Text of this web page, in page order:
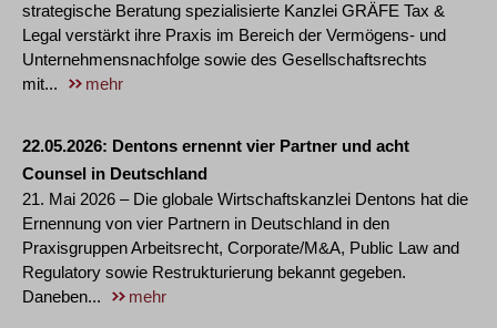
strategische Beratung spezialisierte Kanzlei GRÄFE Tax &
Legal verstärkt ihre Praxis im Bereich der Vermögens- und
Unternehmensnachfolge sowie des Gesellschaftsrechts
mit...
mehr
22.05.2026 Dentons ernennt vier Partner und acht
Counsel in Deutschland
21. Mai 2026 – Die globale Wirtschaftskanzlei Dentons hat die
Ernennung von vier Partnern in Deutschland in den
Praxisgruppen Arbeitsrecht, Corporate/M&A, Public Law and
Regulatory sowie Restrukturierung bekannt gegeben.
Daneben...
mehr